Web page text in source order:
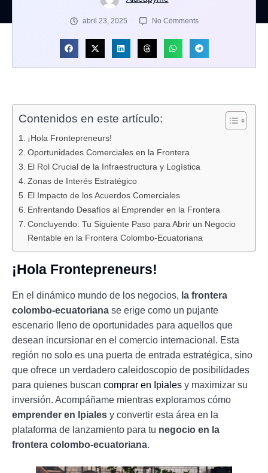
abril 23, 2025 No Comments
Contenidos en este artículo:
¡Hola Frontepreneurs!
Oportunidades Comerciales en la Frontera
El Rol Crucial de la Infraestructura y Logística
Zonas de Interés Estratégico
El Impacto de los Acuerdos Comerciales
Enfrentando Desafíos al Emprender en la Frontera
Concluyendo: Tu Siguiente Paso para Abrir un Negocio
Rentable en la Frontera Colombo-Ecuatoriana
¡Hola Frontepreneurs!
En el dinámico mundo de los negocios, la frontera
colombo-ecuatoriana se erige como un pujante
escenario lleno de oportunidades para aquellos que
desean incursionar en el comercio internacional. Esta
región no solo es una puerta de entrada estratégica, sino
que ofrece un verdadero caleidoscopio de posibilidades
para quienes buscan comprar en Ipiales y maximizar su
inversión. Acompáñame mientras exploramos cómo
emprender en Ipiales y convertir esta área en la
plataforma de lanzamiento para tu negocio en la
frontera colombo-ecuatoriana.